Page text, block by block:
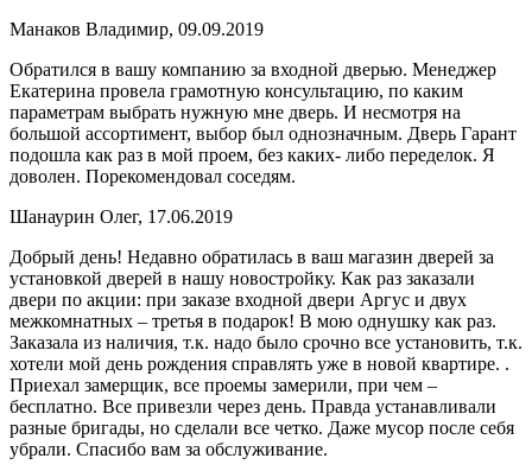
Манаков Владимир, 09.09.2019
Обратился в вашу компанию за входной дверью. Менеджер
Екатерина провела грамотную консультацию, по каким
параметрам выбрать нужную мне дверь. И несмотря на
большой ассортимент, выбор был однозначным. Дверь Гарант
подошла как раз в мой проем, без каких- либо переделок. Я
доволен. Порекомендовал соседям.
Шанаурин Олег, 17.06.2019
Добрый день! Недавно обратилась в ваш магазин дверей за
установкой дверей в нашу новостройку. Как раз заказали
двери по акции: при заказе входной двери Аргус и двух
межкомнатных – третья в подарок! В мою однушку как раз.
Заказала из наличия, т.к. надо было срочно все установить, т.к.
хотели мой день рождения справлять уже в новой квартире. .
Приехал замерщик, все проемы замерили, при чем –
бесплатно. Все привезли через день. Правда устанавливали
разные бригады, но сделали все четко. Даже мусор после себя
убрали. Спасибо вам за обслуживание.